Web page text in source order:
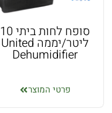
סופח לחות ביתי 10
ליטר/יממה United
Dehumidifier
פרטי המוצר